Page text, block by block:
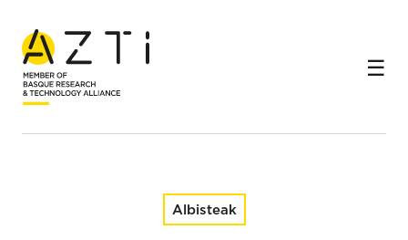
Hasiera Albisteak
Gipuzkoak Oriako ibaiaren itsasadarrean karbono
urdineko ekosistemak lehengoratu ditu, klima-
aldaketaren aurkako borroka indartzeko
Albisteak